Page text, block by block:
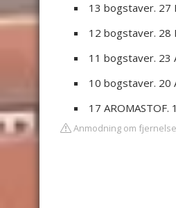
13 bogstaver. 27
12 bogstaver. 28
11 bogstaver. 23
10 bogstaver. 20
17 AROMASTOF.
Anmodning om fjernelse